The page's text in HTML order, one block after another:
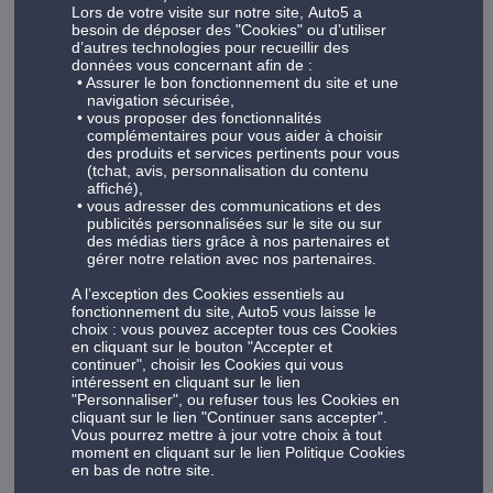
professionnels, car nous offrons un accompagnement
adapté aux véhicules professionnels et aux flottes
d'entreprise. Découvrez aussi toute la gamme de produits
Auto5 : pneu, pièce auto; autoradio, coffre de toit, porte-
vélo, jantes et tuning, outillage, huiles…
Découvrez notre atelier automobile à Lier
Découvrez notre centre situé à Lier, où chaque clic révèle
notre expertise, nos méthodes de travail novatrices à la
pointe de la technologie et notre engagement. Parcourez
nos installations virtuellement et n'hésitez pas à nous
rendre visite pour une expérience tout aussi qualitative.
Lors de votre visite sur notre site, Auto5 a
besoin de déposer des "Cookies" ou d’utiliser
d’autres technologies pour recueillir des
données vous concernant afin de :
Assurer le bon fonctionnement du site et une
navigation sécurisée,
vous proposer des fonctionnalités
complémentaires pour vous aider à choisir
des produits et services pertinents pour vous
(tchat, avis, personnalisation du contenu
affiché),
vous adresser des communications et des
publicités personnalisées sur le site ou sur
des médias tiers grâce à nos partenaires et
gérer notre relation avec nos partenaires.
A l’exception des Cookies essentiels au
fonctionnement du site, Auto5 vous laisse le
choix : vous pouvez accepter tous ces Cookies
en cliquant sur le bouton "Accepter et
continuer", choisir les Cookies qui vous
intéressent en cliquant sur le lien
"Personnaliser", ou refuser tous les Cookies en
cliquant sur le lien "Continuer sans accepter".
Vous pourrez mettre à jour votre choix à tout
moment en cliquant sur le lien Politique Cookies
en bas de notre site.